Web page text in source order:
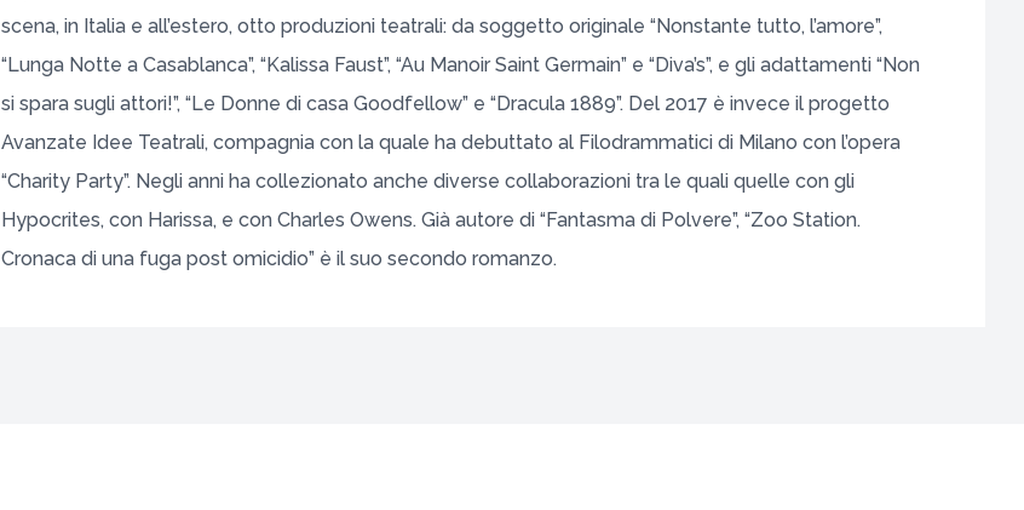
scena, in Italia e all’estero, otto produzioni teatrali: da soggetto originale “Nonstante tutto, l’amore”,
“Lunga Notte a Casablanca”, “Kalissa Faust”, “Au Manoir Saint Germain” e “Diva’s”, e gli adattamenti “Non
si spara sugli attori!”, “Le Donne di casa Goodfellow” e “Dracula 1889”. Del 2017 è invece il progetto
Avanzate Idee Teatrali, compagnia con la quale ha debuttato al Filodrammatici di Milano con l’opera
“Charity Party”. Negli anni ha collezionato anche diverse collaborazioni tra le quali quelle con gli
Hypocrites, con Harissa, e con Charles Owens. Già autore di “Fantasma di Polvere”, “Zoo Station.
Cronaca di una fuga post omicidio” è il suo secondo romanzo.